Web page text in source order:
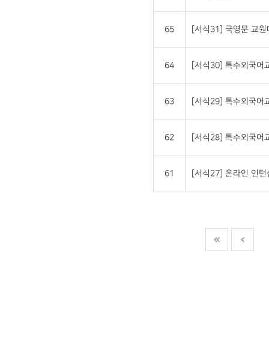
65 [서식31] 국영문 교
64 [서식30] 특수외국어
63 [서식29] 특수외국어
62 [서식28] 특수외국어
61 [서식27] 온라인 인턴